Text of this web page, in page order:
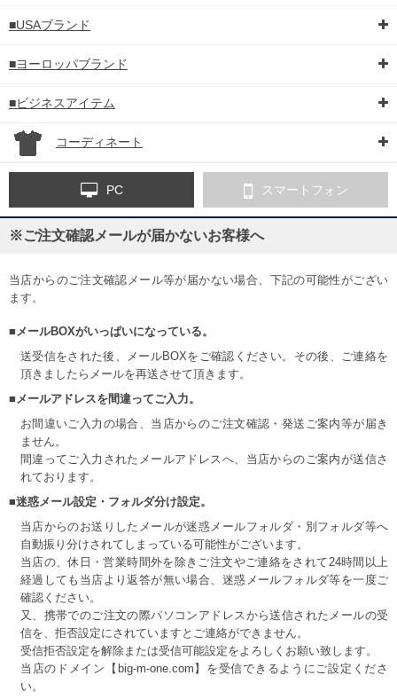
■USAブランド
■ヨーロッパブランド
■ビジネスアイテム
コーディネート
PC スマートフォン
※ご注文確認メールが届かないお客様へ
当店からのご注文確認メール等が届かない場合、下記の可能性がござい
ます。
■メールBOXがいっぱいになっている。
送受信をされた後、メールBOXをご確認ください。その後、ご連絡を
頂きましたらメールを再送させて頂きます。
■メールアドレスを間違ってご入力。
お間違いご入力の場合、当店からのご注文確認・発送ご案内等が届き
ません。
間違ってご入力されたメールアドレスへ、当店からのご案内が送信さ
れております。
■迷惑メール設定・フォルダ分け設定。
当店からのお送りしたメールが迷惑メールフォルダ・別フォルダ等へ
自動振り分けされてしまっている可能性がございます。
当店の、休日・営業時間外を除きご注文やご連絡をされて24時間以上
経過しても当店より返答が無い場合、迷惑メールフォルダ等を一度ご
確認ください。
又、携帯でのご注文の際パソコンアドレスから送信されたメールの受
信を、拒否設定にされていますとご連絡ができません。
受信拒否設定を解除または受信可能設定をよろしくお願い致します。
当店のドメイン【big-m-one.com】を受信できるようにご設定くださ
い。